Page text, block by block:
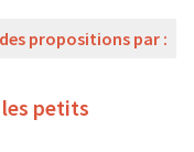
propositions par :
petits